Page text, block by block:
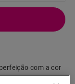
com a cor
com a One4All